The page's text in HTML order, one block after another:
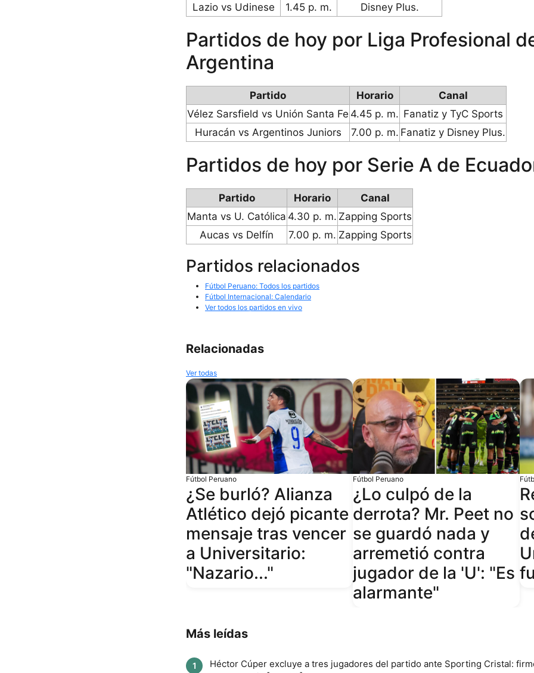
Lazio vs Udinese
1.45 p. m. Disney Plus.
Partidos de hoy por Liga Profesional
Argentina
Partido Horario
Canal
Vélez Sarsfield vs Unión Santa Fe 4.45 p. m. Fanatiz y TyC Sports
Huracán vs Argentinos Juniors
7.00 p. m. Fanatiz y Disney Plus.
Partidos de hoy por Serie A de
Partido Horario
Canal
Manta vs U. Católica 4.30 p. m. Zapping Sports
Aucas vs Delfín
7.00 p. m. Zapping Sports
Partidos relacionados
Fútbol Peruano: Todos los partidos
Fútbol Internacional: Calendario
Ver todos los partidos en vivo
Relacionadas
Ver todas
Fútbol Peruano
¿Se burló? Alianza
Atlético dejó picante
mensaje tras vencer
a Universitario:
"Nazario..."
Fútbol Peruano
¿Lo culpó de la
derrota? Mr. Peet no
se guardó nada y
arremetió contra
jugador de la 'U': "Es
alarmante"
Más leídas
1
Héctor Cúper excluye a tres jugadores del partido ante Sporting Cristal: